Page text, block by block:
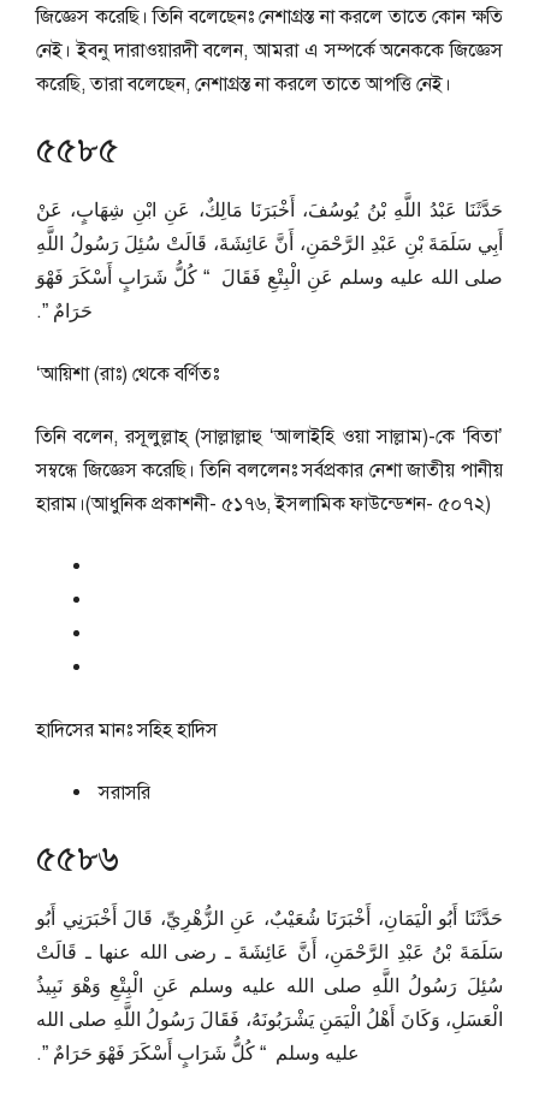
জিজ্ঞেস করেছি। তিনি বলেছেনঃ নেশাগ্রস্ত না করলে তাতে কোন ক্ষতি
নেই। ইবনু দারাওয়ারদী বলেন, আমরা এ সম্পর্কে অনেককে জিজ্ঞেস
করেছি, তারা বলেছেন, নেশাগ্রস্ত না করলে তাতে আপত্তি নেই।
৫৫৮৫
حَدَّثَنَا عَبْدُ اللَّهِ بْنُ يُوسُفَ، أَخْبَرَنَا مَالِكٌ، عَنِ ابْنِ شِهَابٍ، عَنْ
أَبِي سَلَمَةَ بْنِ عَبْدِ الرَّحْمَنِ، أَنَّ عَائِشَةَ، قَالَتْ سُئِلَ رَسُولُ اللَّهِ
صلى الله عليه وسلم عَنِ الْبِتْعِ فَقَالَ ‏ “‏ كُلُّ شَرَابٍ أَسْكَرَ فَهْوَ
حَرَامٌ ‏”‏‏.‏
‘আয়িশা (রাঃ) থেকে বর্ণিতঃ
তিনি বলেন, রসূলুল্লাহ্‌ (সাল্লাল্লাহু ‘আলাইহি ওয়া সাল্লাম)-কে ‘বিতা’
সম্বন্ধে জিজ্ঞেস করেছি। তিনি বললেনঃ সর্বপ্রকার নেশা জাতীয় পানীয়
হারাম।(আধুনিক প্রকাশনী- ৫১৭৬, ইসলামিক ফাউন্ডেশন- ৫০৭২)
হাদিসের মানঃসহিহ হাদিস
সরাসরি
৫৫৮৬
حَدَّثَنَا أَبُو الْيَمَانِ، أَخْبَرَنَا شُعَيْبٌ، عَنِ الزُّهْرِيِّ، قَالَ أَخْبَرَنِي أَبُو
سَلَمَةَ بْنُ عَبْدِ الرَّحْمَنِ، أَنَّ عَائِشَةَ ـ رضى الله عنها ـ قَالَتْ
سُئِلَ رَسُولُ اللَّهِ صلى الله عليه وسلم عَنِ الْبِتْعِ وَهْوَ نَبِيذُ
الْعَسَلِ، وَكَانَ أَهْلُ الْيَمَنِ يَشْرَبُونَهُ، فَقَالَ رَسُولُ اللَّهِ صلى الله
عليه وسلم ‏ “‏ كُلُّ شَرَابٍ أَسْكَرَ فَهْوَ حَرَامٌ ‏”‏‏.‏